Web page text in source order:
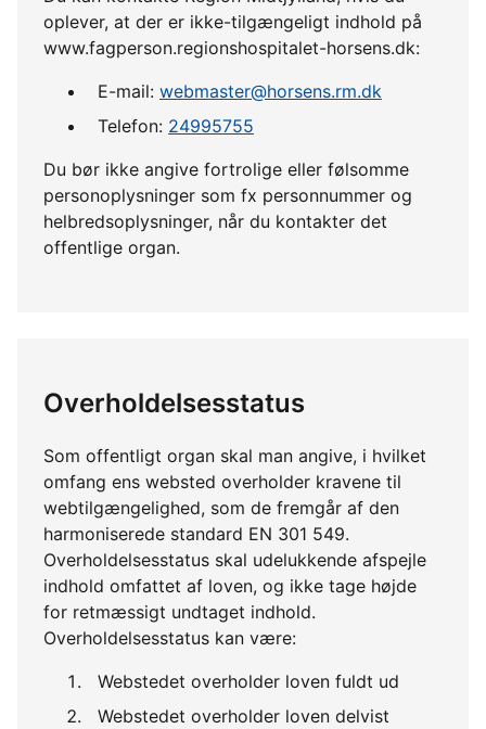
oplever, at der er ikke-tilgængeligt indhold på
www.fagperson.regionshospitalet-horsens.dk:
E-mail: webmaster@horsens.rm.dk
Telefon: 24995755
Du bør ikke angive fortrolige eller følsomme
personoplysninger som fx personnummer og
helbredsoplysninger, når du kontakter det
offentlige organ.
Overholdelsesstatus
Som offentligt organ skal man angive, i hvilket
omfang ens websted overholder kravene til
webtilgængelighed, som de fremgår af den
harmoniserede standard EN 301 549.
Overholdelsesstatus skal udelukkende afspejle
indhold omfattet af loven, og ikke tage højde
for retmæssigt undtaget indhold.
Overholdelsesstatus kan være:
Webstedet overholder loven fuldt ud
Webstedet overholder loven delvist